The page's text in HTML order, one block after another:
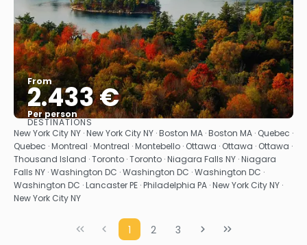
From
2.433 €
Per person
See
DESTINATIONS
New York City NY · New York City NY · Boston MA · Boston MA · Quebec ·
Quebec · Montreal · Montreal · Montebello · Ottawa · Ottawa · Ottawa ·
Thousand Island · Toronto · Toronto · Niagara Falls NY · Niagara
Falls NY · Washington DC · Washington DC · Washington DC ·
Washington DC · Lancaster PE · Philadelphia PA · New York City NY ·
New York City NY
1 2 3